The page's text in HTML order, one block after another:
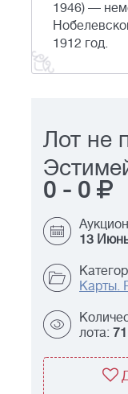
1946) —
1912 год.
Лот не
0 - 0
13
Карты.
лота: 71